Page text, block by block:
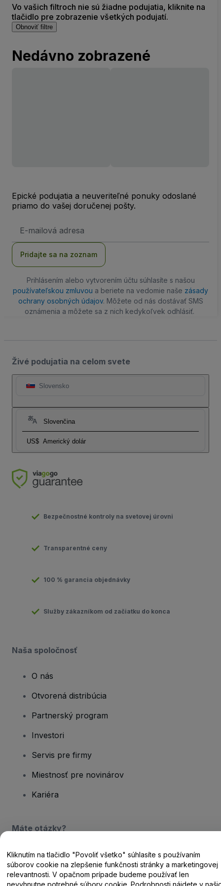
Vo vašich filtroch nie sú žiadne podujatia, kliknite na
tlačidlo pre zobrazenie všetkých podujatí.
Obnoviť filtre
Nedávno zobrazené
Epické podujatia a neuveriteľné ponuky odoslané
priamo do vašej doručenej pošty.
mailová
Pridajte sa na zoznam
Prihlásením alebo vytvorením účtu súhlasíte s našou
používateľskou zmluvou a beriete na vedomie naše zásady
ochrany osobných údajov. Môžete od nás dostávať SMS
oznámenia a môžete sa z nich kedykoľvek odhlásiť.
Živé podujatia na celom svete
Slovensko
Slovenčina
US$ Americký dolár
Bezpečnostné kontroly na svetovej úrovni
Transparentné ceny
100 % garancia objednávky
Služby zákazníkom od začiatku do konca
Naša spoločnosť
O nás
Otvorená distribúcia
Partnerský program
Investori
Servis pre firmy
Miestnosť pre novinárov
Kariéra
Máte otázky?
Centrum pomoci / Kontaktujte nás
Kliknutím na tlačidlo "Povoliť všetko" súhlasíte s používaním
súborov cookie na zlepšenie funkčnosti stránky a marketingovej
relevantnosti. V opačnom prípade budeme používať len
nevyhnutne potrebné súbory cookie. Podrobnosti nájdete v